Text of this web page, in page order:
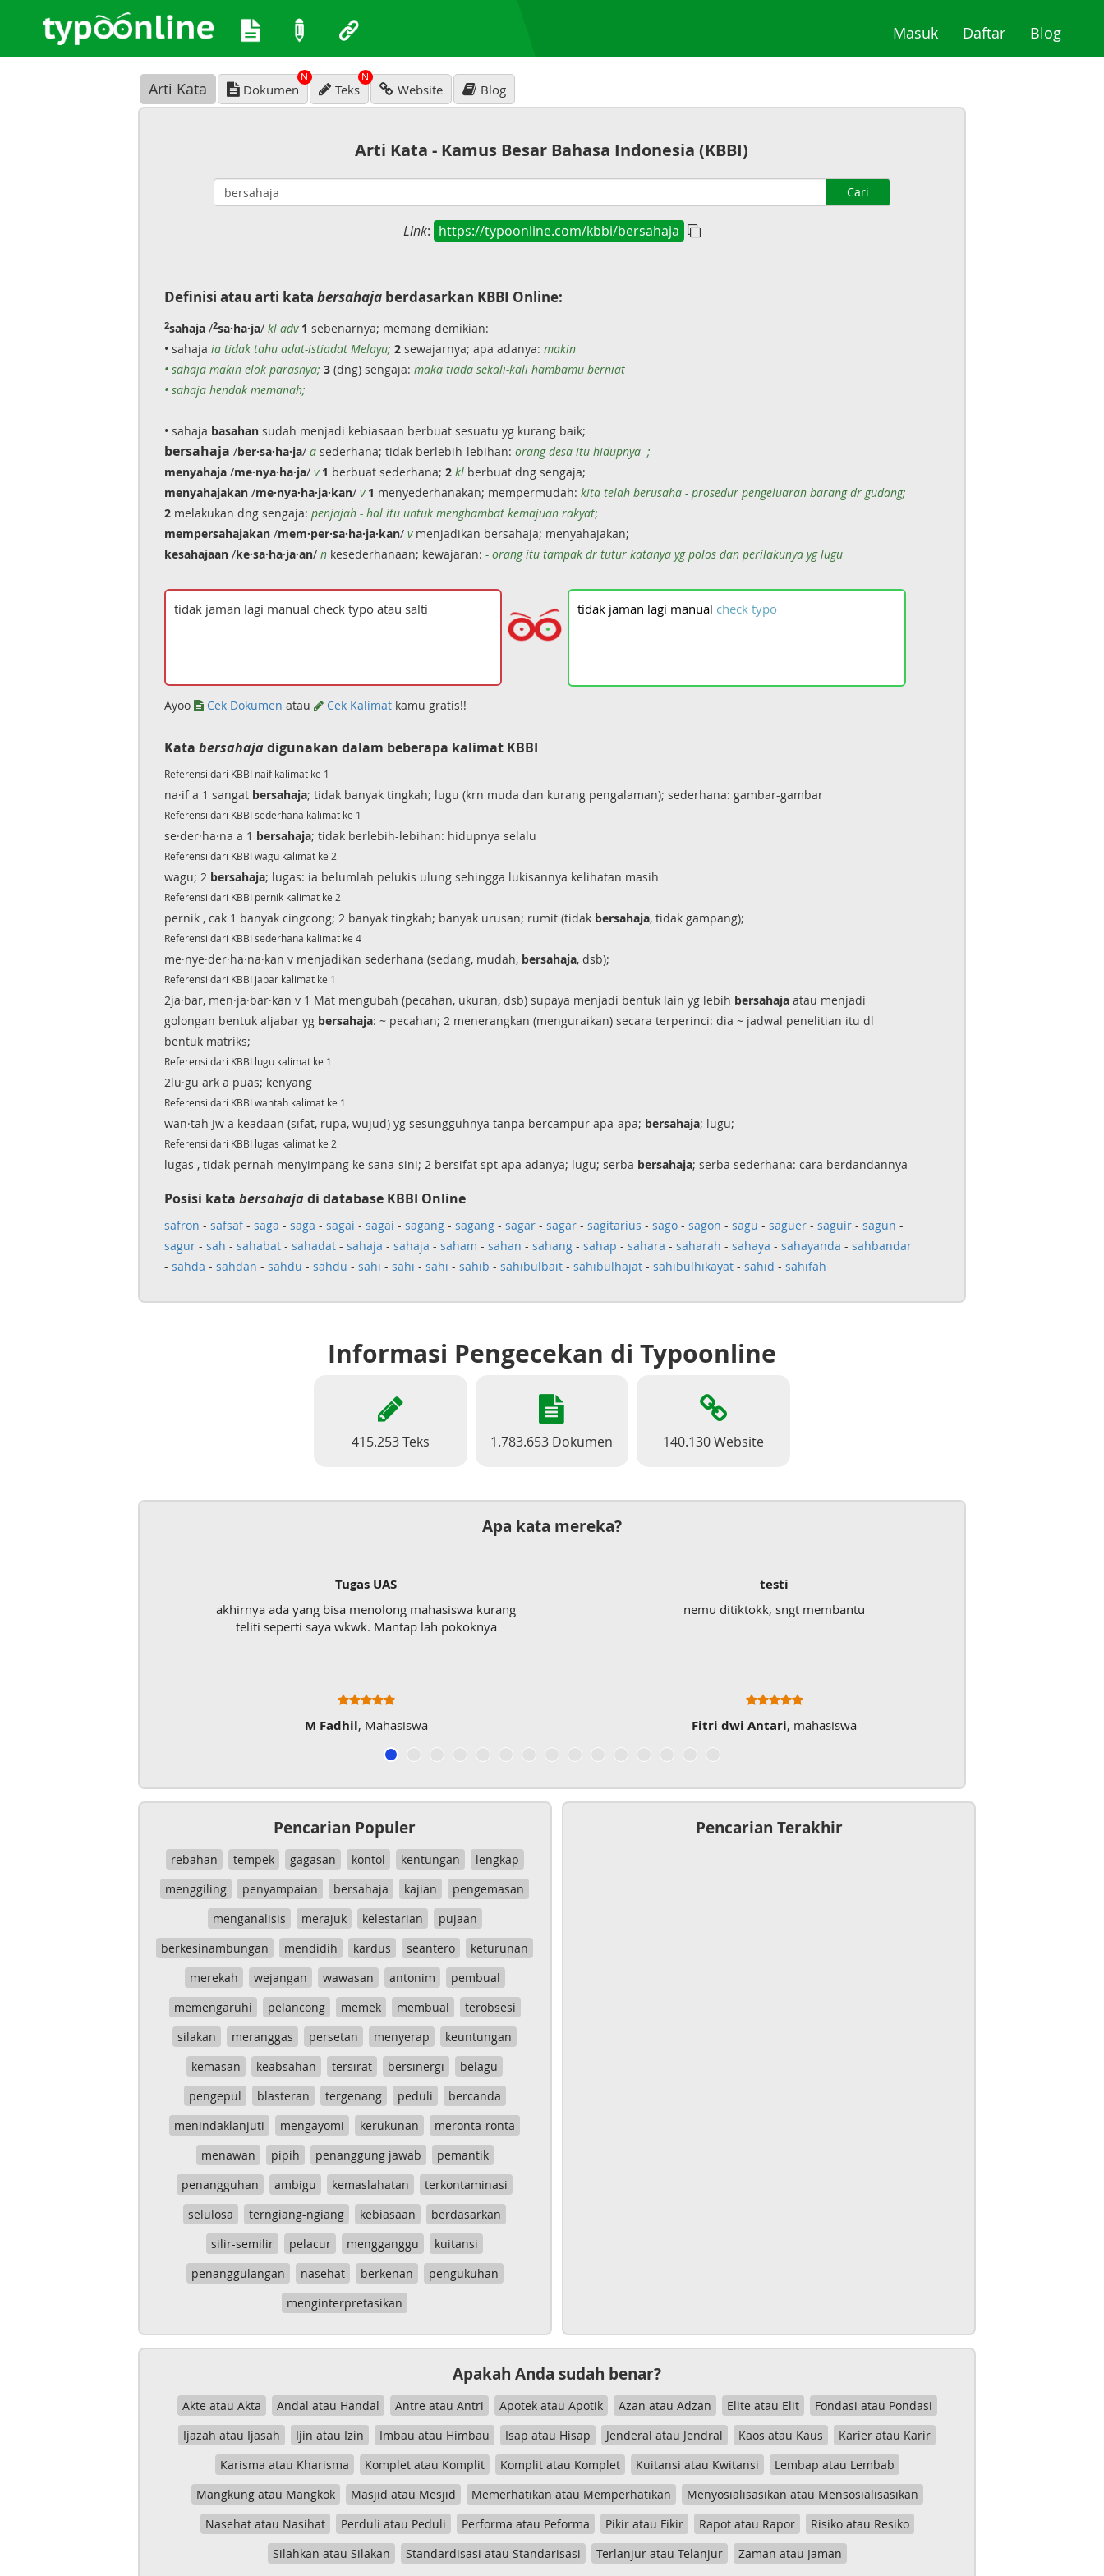
Masuk(current)
Daftar(current)
Blog
Arti Kata Dokumen
N
Teks
N
Website Blog
Arti Kata - Kamus Besar Bahasa Indonesia (KBBI)
Cari
Link: https://typoonline.com/kbbi/bersahaja
Definisi atau arti kata bersahajaberdasarkan KBBI Online:
2sahaja/2sa·ha·ja/ kl adv 1 sebenarnya; memang demikian:
• sahaja ia tidak tahu adat-istiadat Melayu; 2sewajarnya; apa adanya: makin
• sahaja makin elok parasnya; 3(dng) sengaja: maka tiada sekali-kali hambamu berniat
• sahaja hendak memanah;
• sahaja basahansudah menjadi kebiasaan berbuat sesuatu yg kurang baik;
bersahaja /ber·sa·ha·ja/ asederhana; tidak berlebih-lebihan: orang desa itu hidupnya -;
menyahaja/me·nya·ha·ja/ v 1 berbuat sederhana; 2 klberbuat dng sengaja;
menyahajakan/me·nya·ha·ja·kan/ v 1 menyederhanakan; mempermudah: kita telah berusaha - prosedur pengeluaran barang dr gudang;
2melakukan dng sengaja: penjajah - hal itu untuk menghambat kemajuan rakyat;
mempersahajakan/mem·per·sa·ha·ja·kan/ vmenjadikan bersahaja; menyahajakan;
kesahajaan/ke·sa·ha·ja·an/ nkesederhanaan; kewajaran: - orang itu tampak dr tutur katanya yg polos dan perilakunya yg lugu
tidak jaman lagi manual check typo
Ayoo Cek Dokumen atau Cek Kalimatkamu gratis!!
Kata bersahajadigunakan dalam beberapa kalimat KBBI
Referensi dari KBBI naif kalimat ke 1
na·if a 1 sangat bersahaja; tidak banyak tingkah; lugu (krn muda dan kurang pengalaman); sederhana: gambar-gambar
Referensi dari KBBI sederhana kalimat ke 1
se·der·ha·na a 1 bersahaja; tidak berlebih-lebihan: hidupnya selalu
Referensi dari KBBI wagu kalimat ke 2
wagu; 2 bersahaja; lugas: ia belumlah pelukis ulung sehingga lukisannya kelihatan masih
Referensi dari KBBI pernik kalimat ke 2
pernik , cak 1 banyak cingcong; 2 banyak tingkah; banyak urusan; rumit (tidak bersahaja, tidak gampang);
Referensi dari KBBI sederhana kalimat ke 4
me·nye·der·ha·na·kan v menjadikan sederhana (sedang, mudah, bersahaja, dsb);
Referensi dari KBBI jabar kalimat ke 1
2ja·bar, men·ja·bar·kan v 1 Mat mengubah (pecahan, ukuran, dsb) supaya menjadi bentuk lain yg lebih bersahajaatau menjadi
golongan bentuk aljabar yg bersahaja: ~ pecahan; 2 menerangkan (menguraikan) secara terperinci: dia ~ jadwal penelitian itu dl
bentuk matriks;
Referensi dari KBBI lugu kalimat ke 1
2lu·gu ark a puas; kenyang
Referensi dari KBBI wantah kalimat ke 1
wan·tah Jw a keadaan (sifat, rupa, wujud) yg sesungguhnya tanpa bercampur apa-apa; bersahaja; lugu;
Referensi dari KBBI lugas kalimat ke 2
lugas , tidak pernah menyimpang ke sana-sini; 2 bersifat spt apa adanya; lugu; serba bersahaja; serba sederhana: cara berdandannya
Posisi kata bersahajadi database KBBI Online
safron - safsaf- saga - saga - sagai - sagai - sagang- sagang- sagar- sagar- sagitarius - sago- sagon - sagu - saguer- saguir- sagun -
sagur- sah - sahabat- sahadat- sahaja - sahaja - saham - sahan - sahang- sahap - sahara - saharah - sahaya - sahayanda - sahbandar
- sahda - sahdan - sahdu - sahdu - sahi - sahi - sahi - sahib - sahibulbait- sahibulhajat- sahibulhikayat- sahid - sahifah
Informasi Pengecekan di Typoonline
415.253 Teks 1.783.653 Dokumen 140.130 Website
Apa kata mereka?
akhirnya ada yang bisa menolong mahasiswa kurang
teliti seperti saya wkwk. Mantap lah pokoknya
nemu ditiktokk, sngt membantu Mudah sekali, tinggal kirim dokumennya
Pencarian Populer
rebahan tempek gagasan kontol kentungan
lengkap
menggiling
penyampaian bersahaja kajian
pengemasan
menganalisis
merajuk kelestarian
pujaan
berkesinambungan
mendidih kardus seantero
keturunan
merekah
wejangan wawasan antonim
pembual
memengaruhi
pelancong memek membual
terobsesi
silakan
meranggas persetan menyerap
keuntungan
kemasan
keabsahan tersirat bersinergi
belagu
pengepul
blasteran tergenang peduli
bercanda
menindaklanjuti
mengayomi kerukunan
meronta-ronta
menawan
pipih penanggung jawab
pemantik
penangguhan
ambigu kemaslahatan
terkontaminasi
selulosa
terngiang-ngiang kebiasaan
berdasarkan
silir-semilir
pelacur mengganggu
kuitansi
penanggulangan
nasehat berkenan
pengukuhan
menginterpretasikan
Pencarian Terakhir
Apakah Anda sudah benar?
Akte atau Akta Andal atau Handal Antre atau Antri Apotek atau Apotik Azan atau Adzan Elite atau Elit
Fondasi atau Pondasi
Ijazah atau Ijasah
Ijin atau Izin Imbau atau Himbau Isap atau Hisap Jenderal atau Jendral Kaos atau Kaus
Karier atau Karir
Karisma atau Kharisma
Komplet atau Komplit Komplit atau Komplet Kuitansi atau Kwitansi
Lembap atau Lembab
Mangkung atau Mangkok
Masjid atau Mesjid Memerhatikan atau Memperhatikan
Menyosialisasikan atau Mensosialisasikan
Nasehat atau Nasihat
Perduli atau Peduli Performa atau Peforma Pikir atau Fikir Rapot atau Rapor
Risiko atau Resiko
Silahkan atau Silakan
Standardisasi atau Standarisasi Terlanjur atau Telanjur Zaman atau Jaman